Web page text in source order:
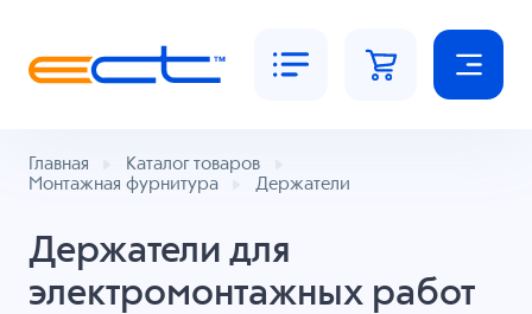
Главная
Каталог товаров
Монтажная фурнитура
Держатели
Держатели для
электромонтажных работ